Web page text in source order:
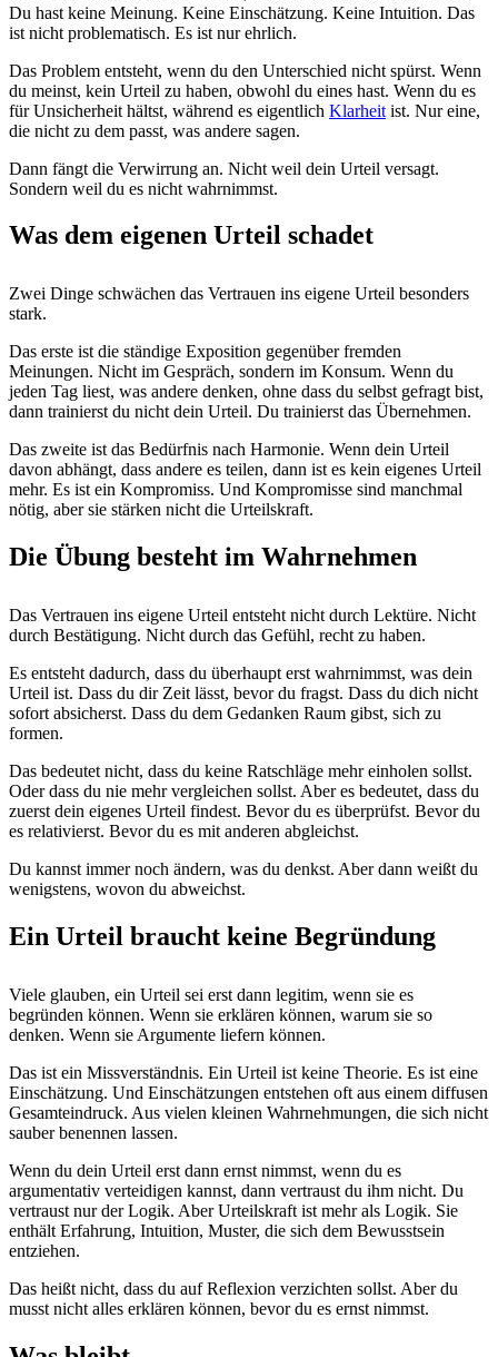
Du hast keine Meinung. Keine Einschätzung. Keine Intuition. Das
ist nicht problematisch. Es ist nur ehrlich.
Das Problem entsteht, wenn du den Unterschied nicht spürst. Wenn
du meinst, kein Urteil zu haben, obwohl du eines hast. Wenn du es
für Unsicherheit hältst, während es eigentlich Klarheit ist. Nur eine,
die nicht zu dem passt, was andere sagen.
Dann fängt die Verwirrung an. Nicht weil dein Urteil versagt.
Sondern weil du es nicht wahrnimmst.
Was dem eigenen Urteil schadet
Zwei Dinge schwächen das Vertrauen ins eigene Urteil besonders
stark.
Das erste ist die ständige Exposition gegenüber fremden
Meinungen. Nicht im Gespräch, sondern im Konsum. Wenn du
jeden Tag liest, was andere denken, ohne dass du selbst gefragt bist,
dann trainierst du nicht dein Urteil. Du trainierst das Übernehmen.
Das zweite ist das Bedürfnis nach Harmonie. Wenn dein Urteil
davon abhängt, dass andere es teilen, dann ist es kein eigenes Urteil
mehr. Es ist ein Kompromiss. Und Kompromisse sind manchmal
nötig, aber sie stärken nicht die Urteilskraft.
Die Übung besteht im Wahrnehmen
Das Vertrauen ins eigene Urteil entsteht nicht durch Lektüre. Nicht
durch Bestätigung. Nicht durch das Gefühl, recht zu haben.
Es entsteht dadurch, dass du überhaupt erst wahrnimmst, was dein
Urteil ist. Dass du dir Zeit lässt, bevor du fragst. Dass du dich nicht
sofort absicherst. Dass du dem Gedanken Raum gibst, sich zu
formen.
Das bedeutet nicht, dass du keine Ratschläge mehr einholen sollst.
Oder dass du nie mehr vergleichen sollst. Aber es bedeutet, dass du
zuerst dein eigenes Urteil findest. Bevor du es überprüfst. Bevor du
es relativierst. Bevor du es mit anderen abgleichst.
Du kannst immer noch ändern, was du denkst. Aber dann weißt du
wenigstens, wovon du abweichst.
Ein Urteil braucht keine Begründung
Viele glauben, ein Urteil sei erst dann legitim, wenn sie es
begründen können. Wenn sie erklären können, warum sie so
denken. Wenn sie Argumente liefern können.
Das ist ein Missverständnis. Ein Urteil ist keine Theorie. Es ist eine
Einschätzung. Und Einschätzungen entstehen oft aus einem diffusen
Gesamteindruck. Aus vielen kleinen Wahrnehmungen, die sich nicht
sauber benennen lassen.
Wenn du dein Urteil erst dann ernst nimmst, wenn du es
argumentativ verteidigen kannst, dann vertraust du ihm nicht. Du
vertraust nur der Logik. Aber Urteilskraft ist mehr als Logik. Sie
enthält Erfahrung, Intuition, Muster, die sich dem Bewusstsein
entziehen.
Das heißt nicht, dass du auf Reflexion verzichten sollst. Aber du
musst nicht alles erklären können, bevor du es ernst nimmst.